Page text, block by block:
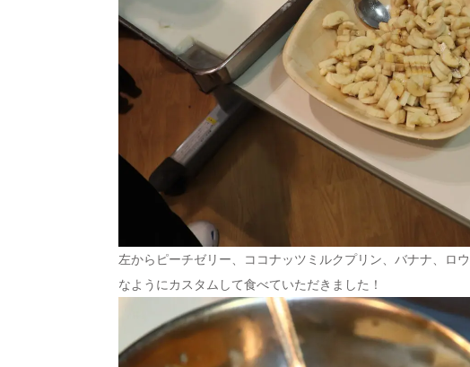
左からピーチゼリー、ココナッツミルクプリン、バナナ、ロ
なようにカスタムして食べていただきました！